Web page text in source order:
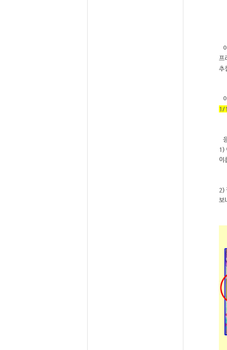
프
추
1/
1)
이
2)
보